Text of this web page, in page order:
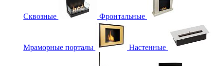
Сквозные Фронтальные
Мраморные порталы Настенные